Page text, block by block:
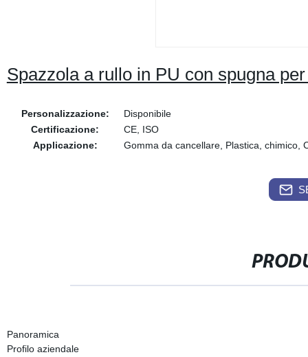
Spazzola a rullo in PU con spugna
Personalizzazione:
Disponibile
Certificazione:
CE, ISO
Applicazione:
Gomma da cancellare, Plastica, chimico,
Panoramica
Profilo aziendale